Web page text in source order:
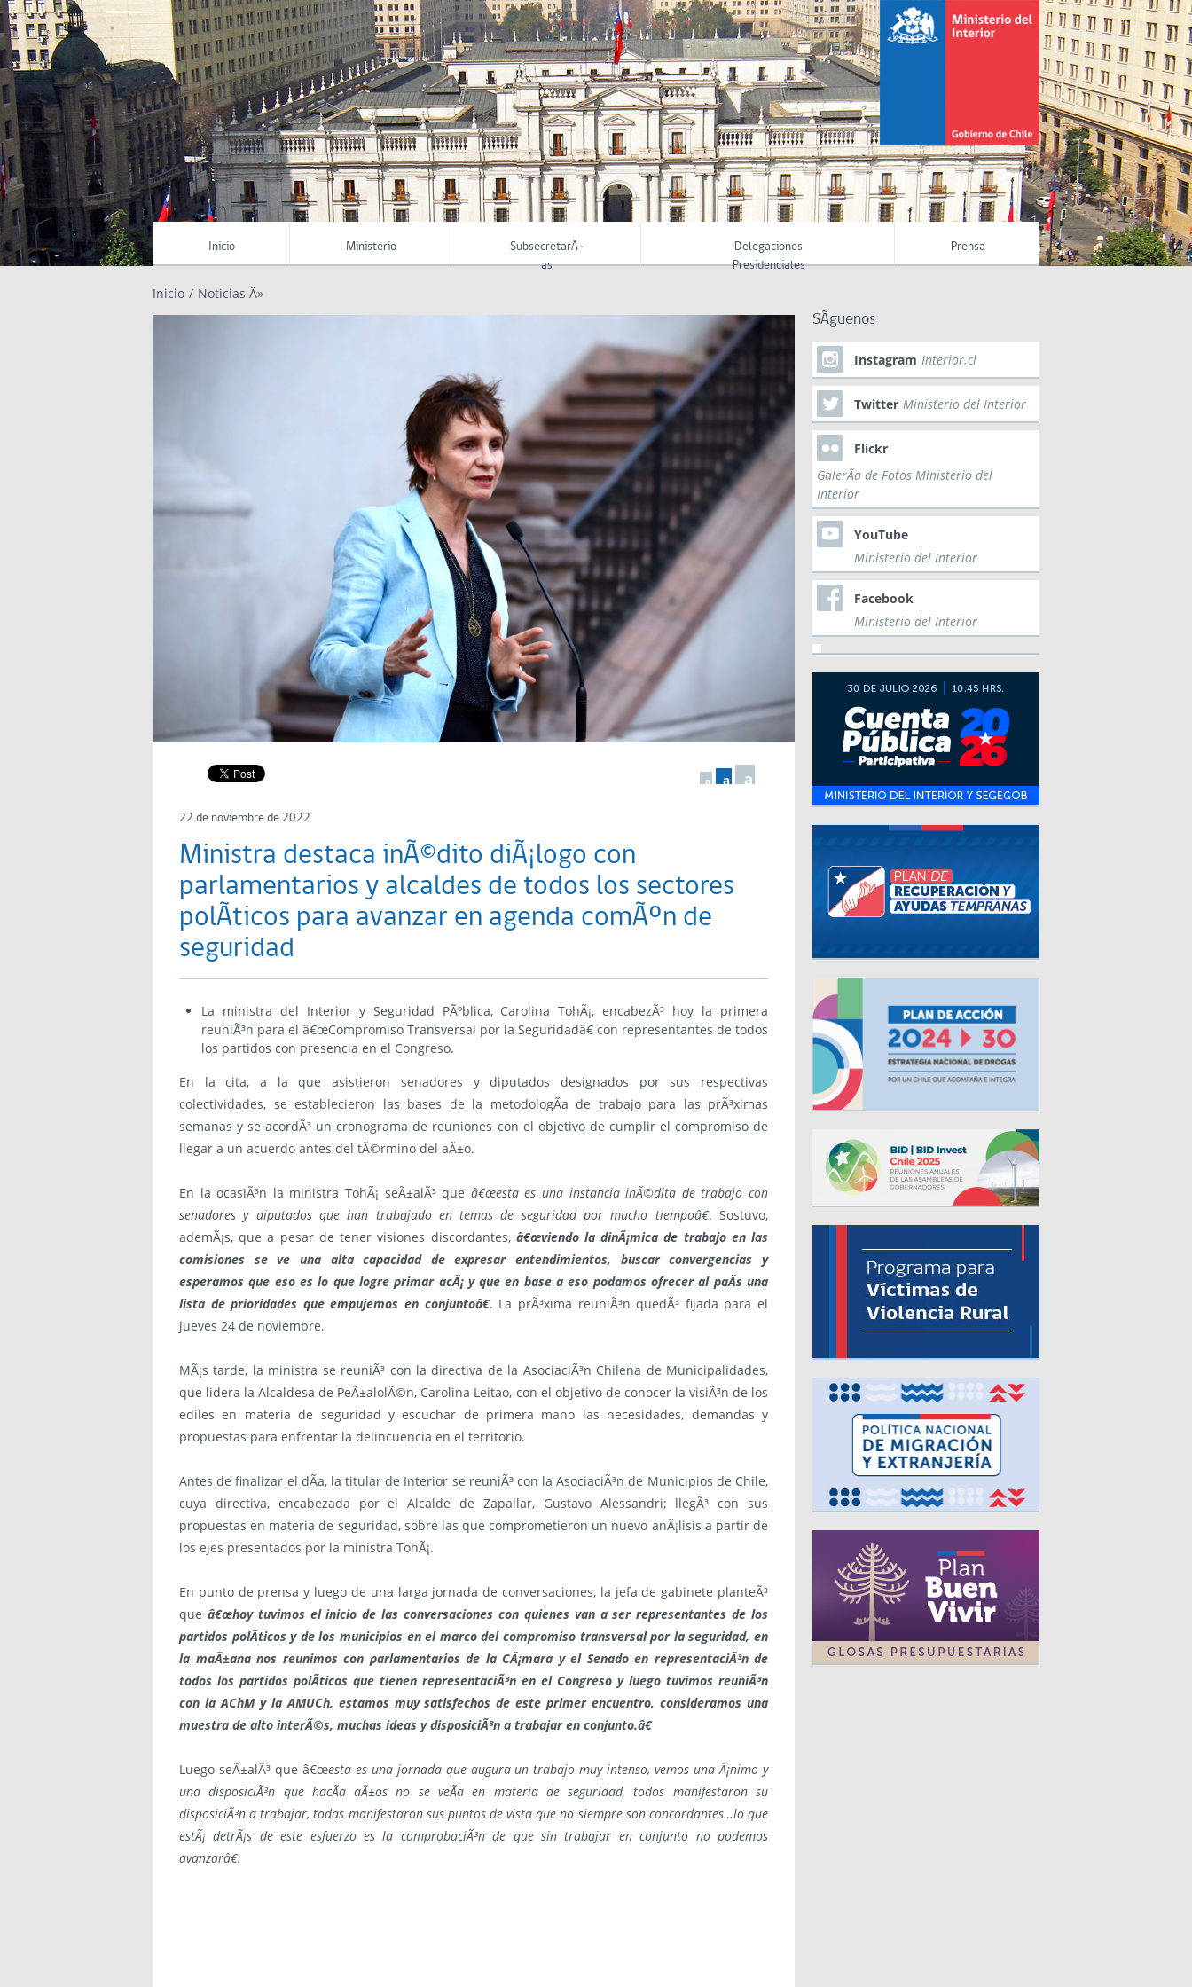
Inicio Ministerio
SubsecretarÃ­
as
Delegaciones
Presidenciales
Prensa
Inicio / Noticias Â»
a a a
22 de noviembre de 2022
Ministra destaca inÃ©dito diÃ¡logo con
parlamentarios y alcaldes de todos los sectores
polÃ­ticos para avanzar en agenda comÃºn de
seguridad
La ministra del Interior y Seguridad PÃºblica, Carolina TohÃ¡, encabezÃ³ hoy la primera
reuniÃ³n para el â€œCompromiso Transversal por la Seguridadâ€ con representantes de todos
los partidos con presencia en el Congreso.
En la cita, a la que asistieron senadores y diputados designados por sus respectivas
colectividades, se establecieron las bases de la metodologÃ­a de trabajo para las prÃ³ximas
semanas y se acordÃ³ un cronograma de reuniones con el objetivo de cumplir el compromiso de
llegar a un acuerdo antes del tÃ©rmino del aÃ±o.
En la ocasiÃ³n la ministra TohÃ¡ seÃ±alÃ³ que â€œesta es una instancia inÃ©dita de trabajo con
senadores y diputados que han trabajado en temas de seguridad por mucho tiempoâ€. Sostuvo,
ademÃ¡s, que a pesar de tener visiones discordantes, â€œviendo la dinÃ¡mica de trabajo en las
comisiones se ve una alta capacidad de expresar entendimientos, buscar convergencias y
esperamos que eso es lo que logre primar acÃ¡ y que en base a eso podamos ofrecer al paÃ­s una
lista de prioridades que empujemos en conjuntoâ€. La prÃ³xima reuniÃ³n quedÃ³ fijada para el
jueves 24 de noviembre.
MÃ¡s tarde, la ministra se reuniÃ³ con la directiva de la AsociaciÃ³n Chilena de Municipalidades,
que lidera la Alcaldesa de PeÃ±alolÃ©n, Carolina Leitao, con el objetivo de conocer la visiÃ³n de los
ediles en materia de seguridad y escuchar de primera mano las necesidades, demandas y
propuestas para enfrentar la delincuencia en el territorio.
Antes de finalizar el dÃ­a, la titular de Interior se reuniÃ³ con la AsociaciÃ³n de Municipios de Chile,
cuya directiva, encabezada por el Alcalde de Zapallar, Gustavo Alessandri; llegÃ³ con sus
propuestas en materia de seguridad, sobre las que comprometieron un nuevo anÃ¡lisis a partir de
los ejes presentados por la ministra TohÃ¡.
En punto de prensa y luego de una larga jornada de conversaciones, la jefa de gabinete planteÃ³
que â€œhoy tuvimos el inicio de las conversaciones con quienes van a ser representantes de los
partidos polÃ­ticos y de los municipios en el marco del compromiso transversal por la seguridad, en
la maÃ±ana nos reunimos con parlamentarios de la CÃ¡mara y el Senado en representaciÃ³n de
todos los partidos polÃ­ticos que tienen representaciÃ³n en el Congreso y luego tuvimos reuniÃ³n
con la AChM y la AMUCh, estamos muy satisfechos de este primer encuentro, consideramos una
muestra de alto interÃ©s, muchas ideas y disposiciÃ³n a trabajar en conjunto.â€
Luego seÃ±alÃ³ que â€œesta es una jornada que augura un trabajo muy intenso, vemos una Ã¡nimo y
una disposiciÃ³n que hacÃ­a aÃ±os no se veÃ­a en materia de seguridad, todos manifestaron su
disposiciÃ³n a trabajar, todas manifestaron sus puntos de vista que no siempre son concordantes…lo que
estÃ¡ detrÃ¡s de este esfuerzo es la comprobaciÃ³n de que sin trabajar en conjunto no podemos
avanzarâ€.
SÃ­guenos
Instagram Interior.cl
Twitter Ministerio del Interior
Flickr
GalerÃ­a de Fotos Ministerio del
Interior
YouTube
Ministerio del Interior
Facebook
Ministerio del Interior